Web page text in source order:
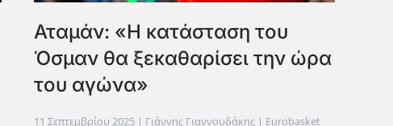
Αταμάν: «Η κατάσταση του
Όσμαν θα ξεκαθαρίσει την ώρα
του αγώνα»
11 Σεπτεμβρίου 2025| Γιάννης Γιαννουδάκης | Eurobasket